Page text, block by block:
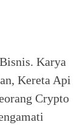
Karya
Kereta Api
Crypto